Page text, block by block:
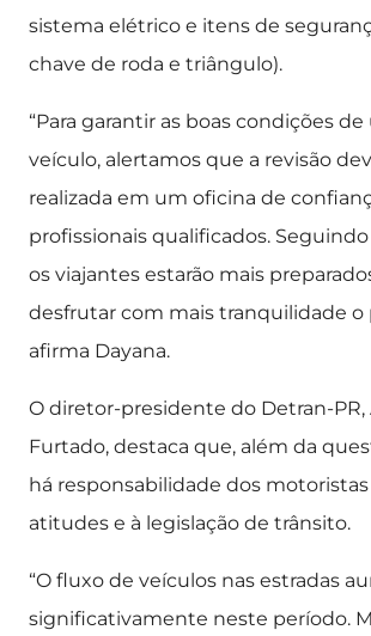
sistema elétrico e itens de
chave de roda e triângulo).
“Para garantir as boas condições de
veículo, alertamos que a revisão
realizada em um oficina de
profissionais qualificados. Seguindo
os viajantes estarão mais
desfrutar com mais tranquilidade o
afirma Dayana.
O diretor-presidente do Detran-PR,
Furtado, destaca que, além da
há responsabilidade dos motoristas
atitudes e à legislação de trânsito.
“O fluxo de veículos nas estradas
significativamente neste período.